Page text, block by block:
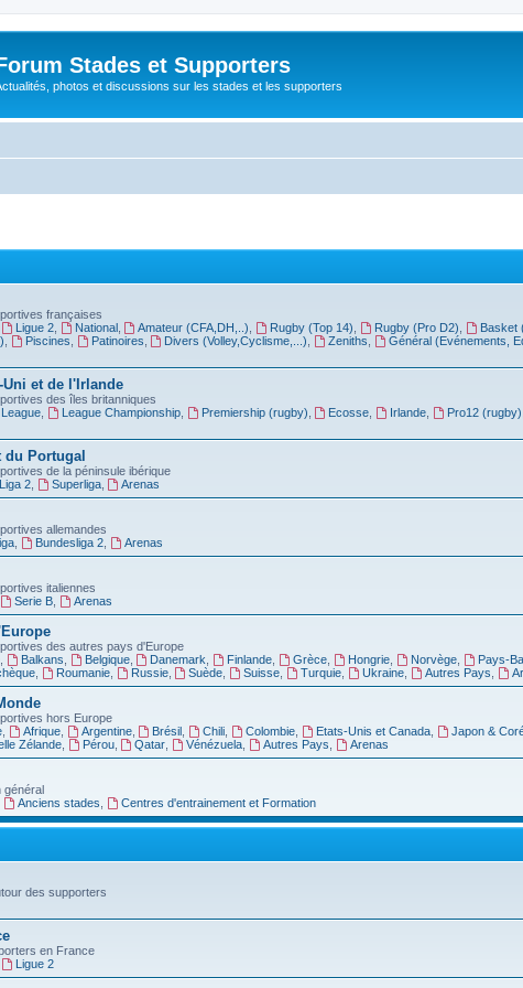
Stades et Supporters
photos et discussions sur les stades et les supporters
françaises
Ligue 2, National, Amateur (CFA,DH,..) Rugby (Top 14) Rugby (Pro D2)
Basket
Piscines Patinoires Divers (Volley,Cyclisme,...) Zeniths
Général (Evénements,
Uni et de l'Irlande
des îles britanniques
, League Championship, Premiership (rugby) Ecosse Irlande Pro12 (rugby)
du Portugal
de la péninsule ibérique
Liga 2, Superliga, Arenas
allemandes
, Bundesliga 2, Arenas
italiennes
Serie B, Arenas
des autres pays d'Europe
Balkans Belgique, Danemark Finlande Grèce Hongrie, Norvège, Pays-
, Roumanie, Russie, Suède Suisse Turquie Ukraine, Autres Pays
hors Europe
, Afrique, Argentine, Brésil Chili Colombie Etats-Unis et Canada,
Japon &
Zélande, Pérou, Qatar Vénézuela Autres Pays Arenas
général
Anciens stades Centres d'entrainement et Formation
des supporters
en France
Ligue 2